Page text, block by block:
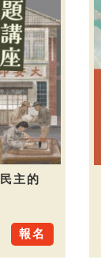
主的
報名